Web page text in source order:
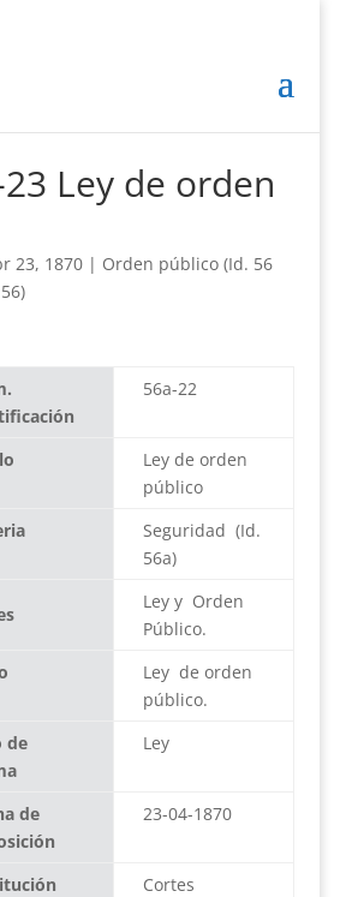
Ley de orden
23, 1870| Orden público (Id. 56
56a-22
Ley de orden
público
Seguridad (Id.
56a)
Ley y Orden
Público.
Ley de orden
público.
de
Ley
de
23-04-1870
Cortes